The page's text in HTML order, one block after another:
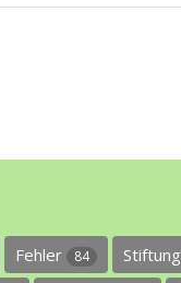
Fehler 84